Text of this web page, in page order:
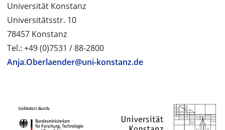
Universität Konstanz
Universitätsstr. 10
78457 Konstanz
Tel.: +49 (0)7531 / 88-2800
Anja.Oberlaender@uni-konstanz.de